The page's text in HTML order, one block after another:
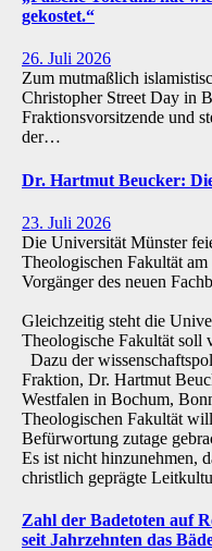
gekostet.“
26. Juli 2026
Zum mutmaßlich
Christopher Street Day in
Fraktionsvorsitzende und
der…
Dr. Hartmut Beucker:
23. Juli 2026
Die Universität Münster
Theologischen Fakultät
Vorgänger des neuen
Gleichzeitig steht die
Theologische Fakultät soll
Dazu der
Fraktion, Dr. Hartmut
Westfalen in Bochum,
Theologischen Fakultät
Befürwortung zutage
Es ist nicht hinzunehmen,
christlich geprägte
Zahl der Badetoten auf
seit Jahrzehnten das